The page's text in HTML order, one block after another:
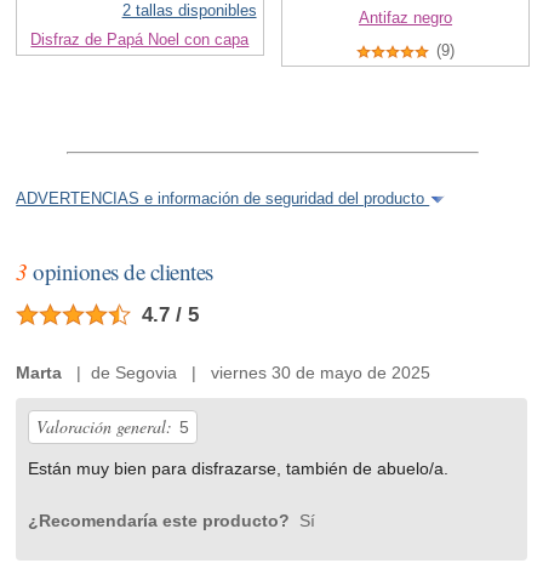
2 tallas disponibles
Disfraz de Papá Noel con capa
Antifaz negro
(9)
ADVERTENCIAS e información de seguridad del producto
3 opiniones de clientes
4.7 / 5
Marta | de Segovia | viernes 30 de mayo de 2025
Valoración general: 5
Están muy bien para disfrazarse, también de abuelo/a.
¿Recomendaría este producto? Sí